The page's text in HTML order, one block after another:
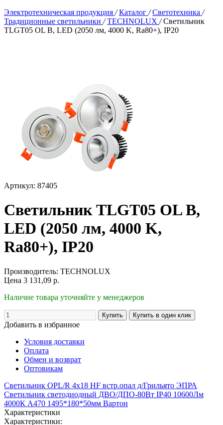
Электротехническая продукция / Каталог / Светотехника /
Традиционные светильники / TECHNOLUX / Светильник
TLGT05 OL B, LED (2050 лм, 4000 K, Ra80+), IP20
Артикул: 87405
Светильник TLGT05 OL B,
LED (2050 лм, 4000 K,
Ra80+), IP20
Производитель: TECHNOLUX
Цена 3 131,09 р.
Наличие товара уточняйте у менеджеров
Добавить в избранное
Условия доставки
Оплата
Обмен и возврат
Оптовикам
Светильник OPL/R 4x18 HF встр.опал д/Грильято ЭПРА
Светильник светодиодный ДВО/ДПО-80Вт IP40 10600Лм
4000К A470 1495*180*50мм Вартон
Характеристики
Характеристики: